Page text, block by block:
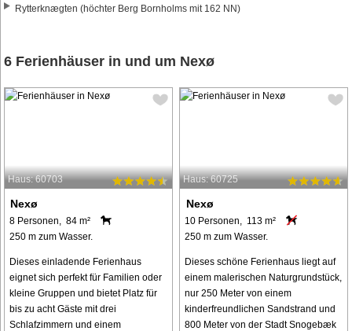
Rytterknægten (höchter Berg Bornholms mit 162 NN)
6 Ferienhäuser in und um Nexø
Haus: 60703
Nexø
8 Personen, 84 m²
250 m zum Wasser.
Dieses einladende Ferienhaus
eignet sich perfekt für Familien oder
kleine Gruppen und bietet Platz für
bis zu acht Gäste mit drei
Schlafzimmern und einem
Haus: 60725
Nexø
10 Personen, 113 m²
250 m zum Wasser.
Dieses schöne Ferienhaus liegt auf
einem malerischen Naturgrundstück,
nur 250 Meter von einem
kinderfreundlichen Sandstrand und
800 Meter von der Stadt Snogebæk